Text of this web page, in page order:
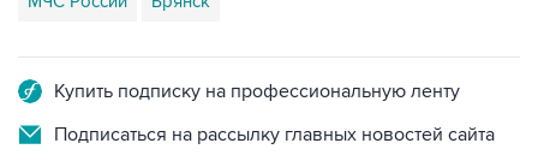
Подписаться на рассылку главных новостей сайта
Получать оперативные новости в официальном